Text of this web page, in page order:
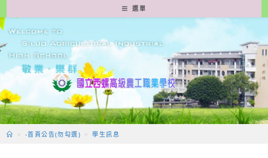
轉
至
要
容
選單
> -首頁公告(勿勾選) > 學生訊息